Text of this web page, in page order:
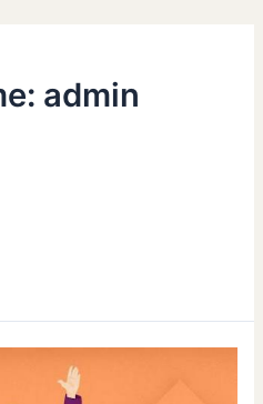
admin